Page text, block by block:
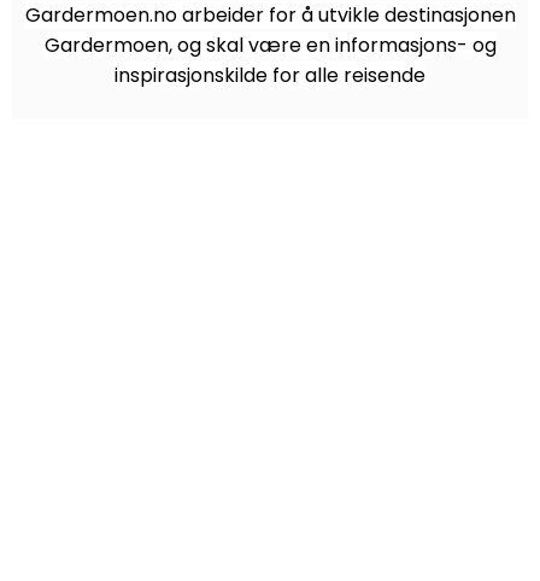
Gardermoen.no arbeider for å utvikle destinasjonen
Gardermoen, og skal være en informasjons- og
inspirasjonskilde for alle reisende